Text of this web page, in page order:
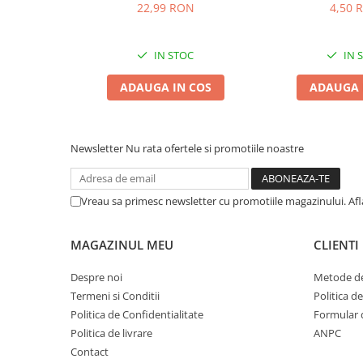
Suplimente Nutritive
Îngrijire Păsări
Așternut Igienic Păsări
Hrană Rozătoare
Fân Rozătoare
Meniuri Rozătoare
Delicii Rozătoare
22,99 RON
IN STOC
ADAUGA IN COS
4,50
IN
ADAUGA
Newsletter Nu rata ofertele si promotiile noastre
Vreau sa primesc newsletter cu promotiile magazinului.
MAGAZINUL MEU
Despre noi
Termeni si Conditii
Politica de Confidentialitate
Politica de livrare
Contact
CLIENTI
Metode
Politica
Formular
ANPC